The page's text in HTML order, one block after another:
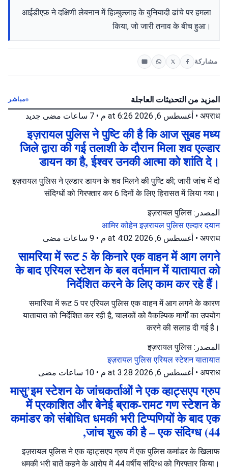
आईडीएफ़ ने दक्षिणी लेबनान में हिज़्बुल्लाह के बुनियादी ढांचे पर हमला
किया, जो जारी तनाव के बीच हुआ।
مشاركة
المزيد من التحديثات العاجلة مباشر
अपराध
• أغسطس 6, 2026 at 6:26 م • 7 ساعات مضى جديد
इज़रायल पुलिस ने पुष्टि की है कि आज सुबह मध्य
जिले द्वारा की गई तलाशी के दौरान मिला शव एल्डार
डायन का है, ईश्वर उनकी आत्मा को शांति दे।
इज़रायल पुलिस ने एल्डार डायन के शव मिलने की पुष्टि की; जारी जांच में दो
संदिग्धों को गिरफ्तार कर 6 दिनों के लिए हिरासत में लिया गया।
المصدر: इज़रायल पुलिस
आमिर कोहेनइज़रायल पुलिसएल्दार दयान
अपराध
• أغسطس 6, 2026 at 4:02 م • 9 ساعات مضى
सामरिया में रूट 5 के किनारे एक वाहन में आग लगने
के बाद एरियल स्टेशन के बल वर्तमान में यातायात को
निर्देशित करने के लिए काम कर रहे हैं।
समारिया में रूट 5 पर एरियल पुलिस एक वाहन में आग लगने के कारण
यातायात को निर्देशित कर रही है, चालकों को वैकल्पिक मार्गों का उपयोग
करने की सलाह दी गई है।
المصدر: इज़रायल पुलिस
इज़रायल पुलिसएरियल स्टेशनयातायात
अपराध
• أغسطس 6, 2026 at 3:28 م • 10 ساعات مضى
मासु’इम स्टेशन के जांचकर्ताओं ने एक व्हाट्सएप ग्रुप
में प्रकाशित और बेनेई ब्राक-रामट गण स्टेशन के
कमांडर को संबोधित धमकी भरी टिप्पणियों के बाद एक
जांच शुरू की है – एक संदिग्ध (44,
इज़रायल पुलिस ने एक व्हाट्सएप ग्रुप में एक पुलिस कमांडर के खिलाफ
धमकी भरी बातें कहने के आरोप में 44 वर्षीय संदिग्ध को गिरफ्तार किया।